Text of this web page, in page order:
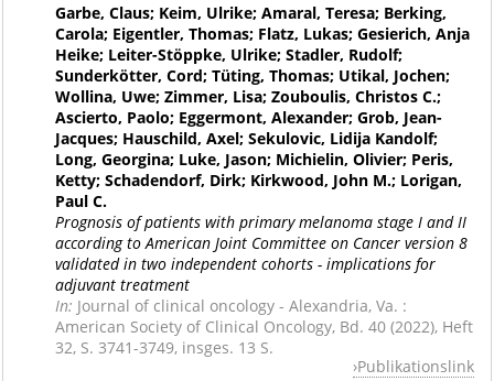
Garbe, Claus; Keim, Ulrike; Amaral, Teresa; Berking,
Carola; Eigentler, Thomas; Flatz, Lukas; Gesierich, Anja
Heike; Leiter-Stöppke, Ulrike; Stadler, Rudolf;
Sunderkötter, Cord; Tüting, Thomas; Utikal, Jochen;
Wollina, Uwe; Zimmer, Lisa; Zouboulis, Christos C.;
Ascierto, Paolo; Eggermont, Alexander; Grob, Jean-
Jacques; Hauschild, Axel; Sekulovic, Lidija Kandolf;
Long, Georgina; Luke, Jason; Michielin, Olivier; Peris,
Ketty; Schadendorf, Dirk; Kirkwood, John M.; Lorigan,
Paul C.
Prognosis of patients with primary melanoma stage I and II
according to American Joint Committee on Cancer version 8
validated in two independent cohorts - implications for
adjuvant treatment
In: Journal of clinical oncology - Alexandria, Va. :
American Society of Clinical Oncology, Bd. 40 (2022), Heft
32, S. 3741-3749, insges. 13 S.
Publikationslink